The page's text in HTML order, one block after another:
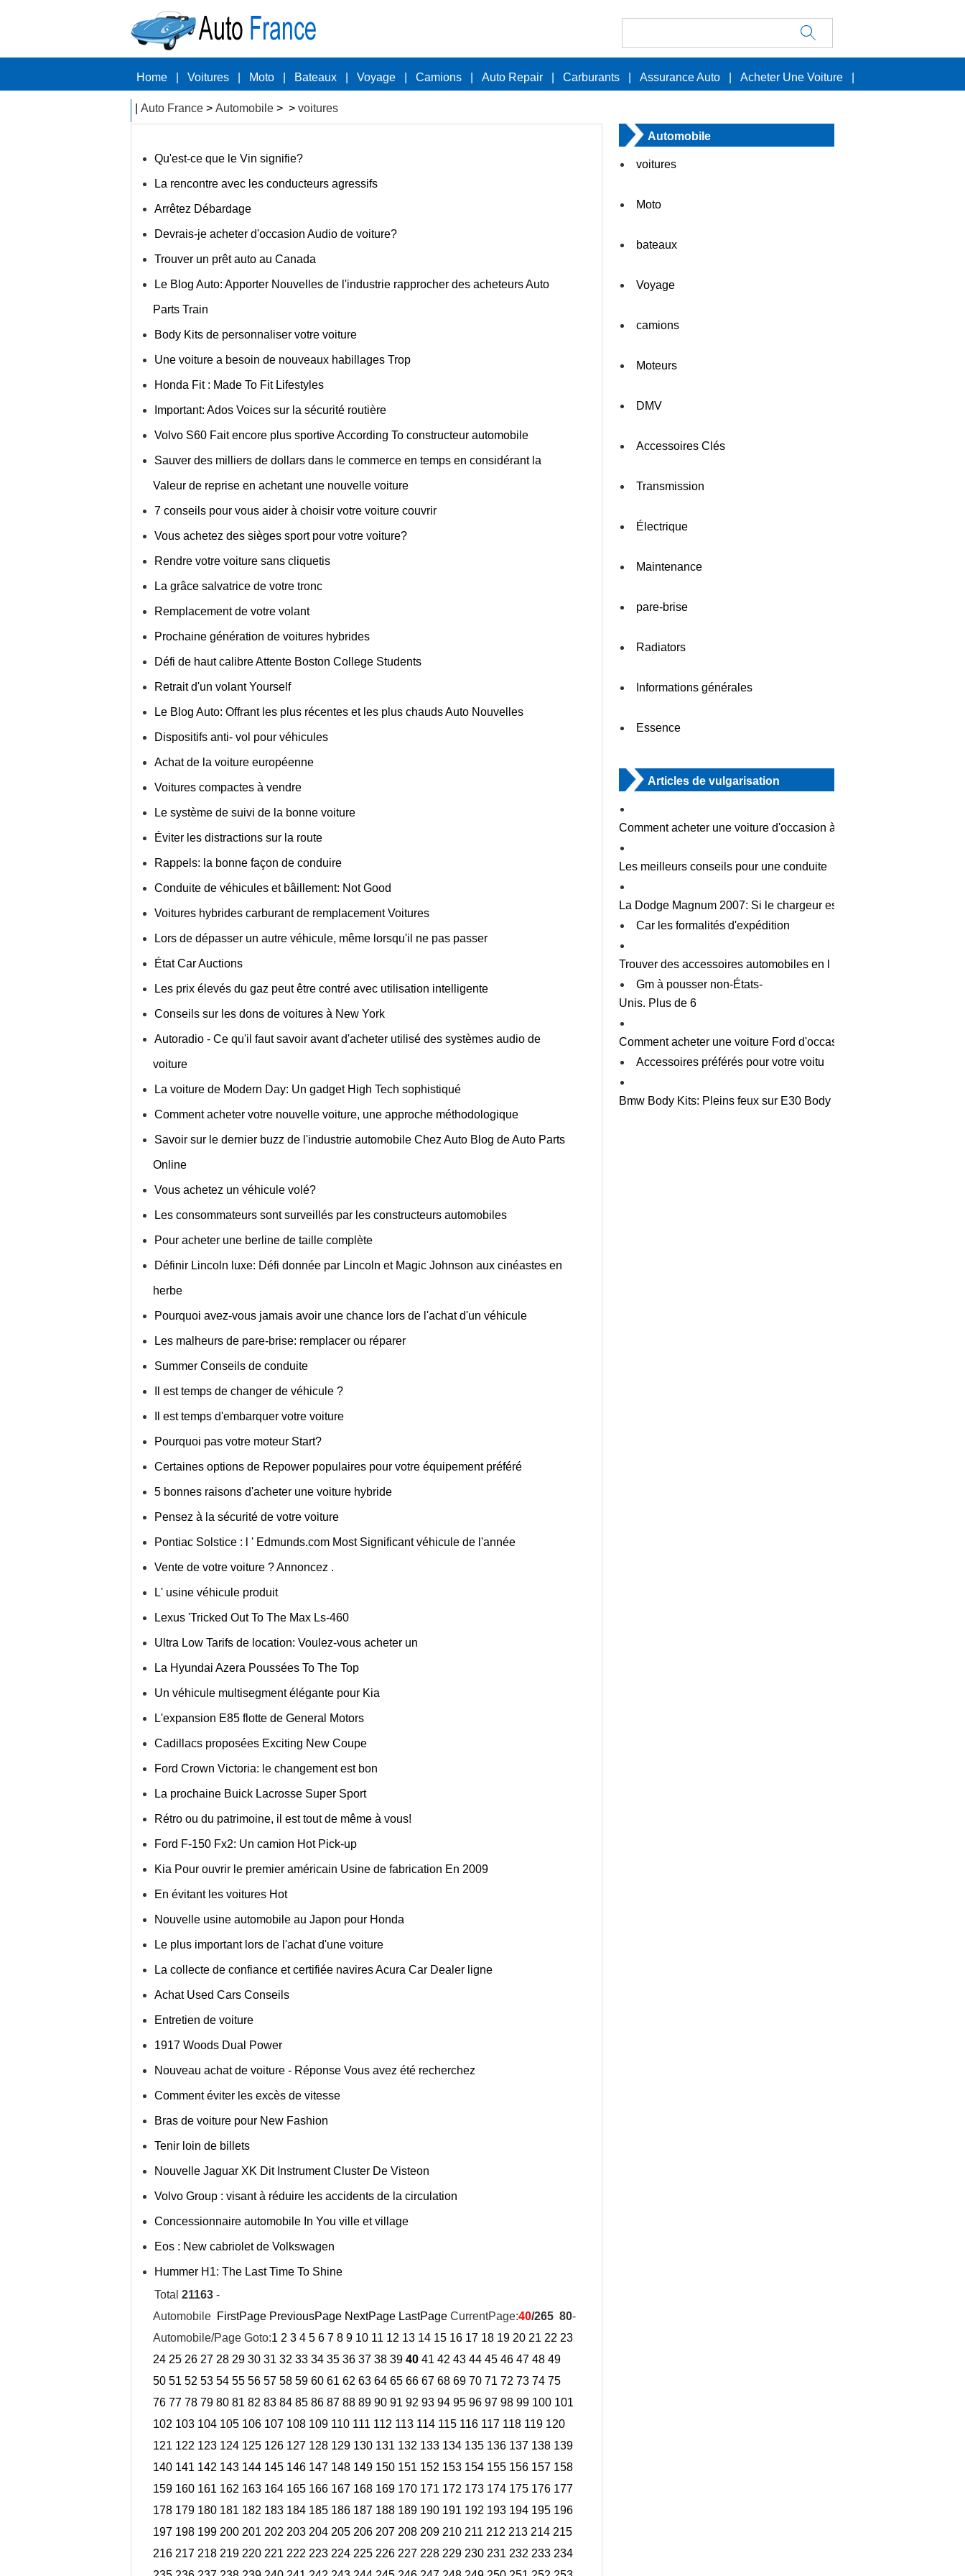
Home Voitures Moto Bateaux Voyage Camions Auto Repair Carburants Assurance Auto Acheter Une Voiture
Auto France > Automobile > > voitures
Qu'est-ce que le Vin signifie?
La rencontre avec les conducteurs agressifs
Arrêtez Débardage
Devrais-je acheter d'occasion Audio de voiture?
Trouver un prêt auto au Canada
Le Blog Auto: Apporter Nouvelles de l'industrie rapprocher des acheteurs Auto
Parts Train
Body Kits de personnaliser votre voiture
Une voiture a besoin de nouveaux habillages Trop
Honda Fit : Made To Fit Lifestyles
Important: Ados Voices sur la sécurité routière
Volvo S60 Fait encore plus sportive According To constructeur automobile
Sauver des milliers de dollars dans le commerce en temps en considérant la
Valeur de reprise en achetant une nouvelle voiture
7 conseils pour vous aider à choisir votre voiture couvrir
Vous achetez des sièges sport pour votre voiture?
Rendre votre voiture sans cliquetis
La grâce salvatrice de votre tronc
Remplacement de votre volant
Prochaine génération de voitures hybrides
Défi de haut calibre Attente Boston College Students
Retrait d'un volant Yourself
Le Blog Auto: Offrant les plus récentes et les plus chauds Auto Nouvelles
Dispositifs anti- vol pour véhicules
Achat de la voiture européenne
Voitures compactes à vendre
Le système de suivi de la bonne voiture
Éviter les distractions sur la route
Rappels: la bonne façon de conduire
Conduite de véhicules et bâillement: Not Good
Voitures hybrides carburant de remplacement Voitures
Lors de dépasser un autre véhicule, même lorsqu'il ne pas passer
État Car Auctions
Les prix élevés du gaz peut être contré avec utilisation intelligente
Conseils sur les dons de voitures à New York
Autoradio - Ce qu'il faut savoir avant d'acheter utilisé des systèmes audio de
voiture
La voiture de Modern Day: Un gadget High Tech sophistiqué
Comment acheter votre nouvelle voiture, une approche méthodologique
Savoir sur le dernier buzz de l'industrie automobile Chez Auto Blog de Auto Parts
Online
Vous achetez un véhicule volé?
Les consommateurs sont surveillés par les constructeurs automobiles
Pour acheter une berline de taille complète
Définir Lincoln luxe: Défi donnée par Lincoln et Magic Johnson aux cinéastes en
herbe
Pourquoi avez-vous jamais avoir une chance lors de l'achat d'un véhicule
Les malheurs de pare-brise: remplacer ou réparer
Summer Conseils de conduite
Il est temps de changer de véhicule ?
Il est temps d'embarquer votre voiture
Pourquoi pas votre moteur Start?
Certaines options de Repower populaires pour votre équipement préféré
5 bonnes raisons d'acheter une voiture hybride
Pensez à la sécurité de votre voiture
Pontiac Solstice : l ' Edmunds.com Most Significant véhicule de l'année
Vente de votre voiture ? Annoncez .
L' usine véhicule produit
Lexus 'Tricked Out To The Max Ls-460
Ultra Low Tarifs de location: Voulez-vous acheter un
La Hyundai Azera Poussées To The Top
Un véhicule multisegment élégante pour Kia
L'expansion E85 flotte de General Motors
Cadillacs proposées Exciting New Coupe
Ford Crown Victoria: le changement est bon
La prochaine Buick Lacrosse Super Sport
Rétro ou du patrimoine, il est tout de même à vous!
Ford F-150 Fx2: Un camion Hot Pick-up
Kia Pour ouvrir le premier américain Usine de fabrication En 2009
En évitant les voitures Hot
Nouvelle usine automobile au Japon pour Honda
Le plus important lors de l'achat d'une voiture
La collecte de confiance et certifiée navires Acura Car Dealer ligne
Achat Used Cars Conseils
Entretien de voiture
1917 Woods Dual Power
Nouveau achat de voiture - Réponse Vous avez été recherchez
Comment éviter les excès de vitesse
Bras de voiture pour New Fashion
Tenir loin de billets
Nouvelle Jaguar XK Dit Instrument Cluster De Visteon
Volvo Group : visant à réduire les accidents de la circulation
Concessionnaire automobile In You ville et village
Eos : New cabriolet de Volkswagen
Hummer H1: The Last Time To Shine
Total 21163 -
Automobile FirstPage PreviousPage NextPage LastPage CurrentPage:40/265 80-
Automobile/Page Goto:1 2 3 4 5 6 7 8 9 10 11 12 13 14 15 16 17 18 19 20 21 22 23
24 25 26 27 28 29 30 31 32 33 34 35 36 37 38 39 40 41 42 43 44 45 46 47 48 49
50 51 52 53 54 55 56 57 58 59 60 61 62 63 64 65 66 67 68 69 70 71 72 73 74 75
76 77 78 79 80 81 82 83 84 85 86 87 88 89 90 91 92 93 94 95 96 97 98 99 100 101
102 103 104 105 106 107 108 109 110 111 112 113 114 115 116 117 118 119 120
121 122 123 124 125 126 127 128 129 130 131 132 133 134 135 136 137 138 139
140 141 142 143 144 145 146 147 148 149 150 151 152 153 154 155 156 157 158
159 160 161 162 163 164 165 166 167 168 169 170 171 172 173 174 175 176 177
178 179 180 181 182 183 184 185 186 187 188 189 190 191 192 193 194 195 196
197 198 199 200 201 202 203 204 205 206 207 208 209 210 211 212 213 214 215
216 217 218 219 220 221 222 223 224 225 226 227 228 229 230 231 232 233 234
Automobile
voitures
Moto
bateaux
Voyage
camions
Moteurs
DMV
Accessoires Clés
Transmission
Électrique
Maintenance
pare-brise
Radiators
Informations générales
Essence
Articles de vulgarisation
Comment acheter une voiture d'occasion à
Les meilleurs conseils pour une conduite
La Dodge Magnum 2007: Si le chargeur est
Car les formalités d'expédition
Trouver des accessoires automobiles en l
Gm à pousser non-États-
Unis. Plus de 6
Comment acheter une voiture Ford d'occas
Accessoires préférés pour votre voitu
Bmw Body Kits: Pleins feux sur E30 Body